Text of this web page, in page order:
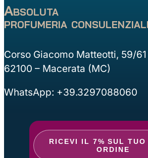
Absoluta
profumeria
Corso Giacomo Matteotti, 59/61
62100 – Macerata (MC)
WhatsApp: +39.3297088060
RICEVI IL 7% SUL TUO
ORDINE